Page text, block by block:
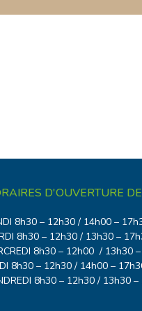
D'OUVERTURE
8h30 – 12h30 / 14h00 –
8h30 – 12h30 / 13h30 –
8h30 – 12h00 / 13h30
8h30 – 12h30 / 14h00 –
8h30 – 12h30 / 13h30